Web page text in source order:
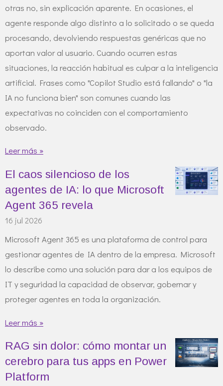
otras no, sin explicación aparente. En ocasiones, el
agente responde algo distinto a lo solicitado o se queda
procesando, devolviendo respuestas genéricas que no
aportan valor al usuario. Cuando ocurren estas
situaciones, la reacción habitual es culpar a la inteligencia
artificial. Frases como "Copilot Studio está fallando" o "la
IA no funciona bien" son comunes cuando las
expectativas no coinciden con el comportamiento
observado.
Leer más »
El caos silencioso de los
agentes de IA: lo que Microsoft
Agent 365 revela
16 jul 2026
Microsoft Agent 365 es una plataforma de control para
gestionar agentes de IA dentro de la empresa. Microsoft
lo describe como una solución para dar a los equipos de
IT y seguridad la capacidad de observar, gobernar y
proteger agentes en toda la organización.
Leer más »
RAG sin dolor: cómo montar un
cerebro para tus apps en Power
Platform